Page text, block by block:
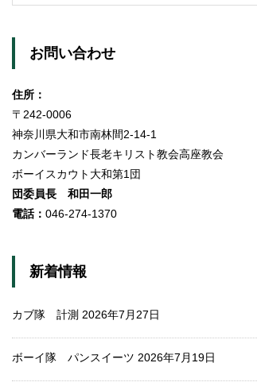
お問い合わせ
住所：
〒242-0006
神奈川県大和市南林間2-14-1
カンバーランド長老キリスト教会高座教会
ボーイスカウト大和第1団
団委員長 和田一郎
電話： 046-274-1370
新着情報
カブ隊 計測 2026年7月27日
ボーイ隊 パンスイーツ 2026年7月19日